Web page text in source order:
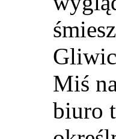
Miś
biuro